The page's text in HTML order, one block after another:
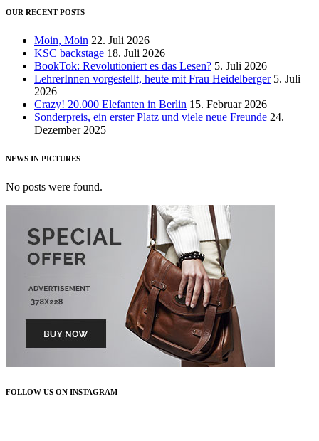
OUR RECENT POSTS
Moin, Moin 22. Juli 2026
KSC backstage 18. Juli 2026
BookTok: Revolutioniert es das Lesen? 5. Juli 2026
LehrerInnen vorgestellt, heute mit Frau Heidelberger 5. Juli
2026
Crazy! 20.000 Elefanten in Berlin 15. Februar 2026
Sonderpreis, ein erster Platz und viele neue Freunde 24.
Dezember 2025
NEWS IN PICTURES
No posts were found.
FOLLOW US ON INSTAGRAM